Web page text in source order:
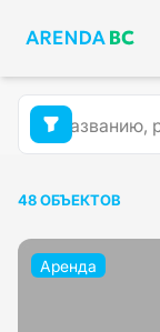
48 ОБЪЕКТОВ
Аренда